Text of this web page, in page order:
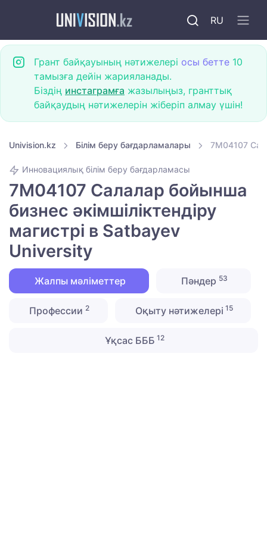
RU
Грант байқауының нәтижелері осы бетте 10
тамызға дейін жарияланады.
Біздің инстаграмға жазылыңыз, гранттық
байқаудың нәтижелерін жіберіп алмау үшін!
Univision.kz Білім беру бағдарламалары 7M04107
Инновациялық білім беру бағдарламасы
7M04107 Салалар бойынша
бизнес әкімшіліктендіру
магистрі в Satbayev
University
Жалпы мәліметтер Пәндер 53
Профессии2 Оқыту нәтижелері 15
Ұқсас БББ 12